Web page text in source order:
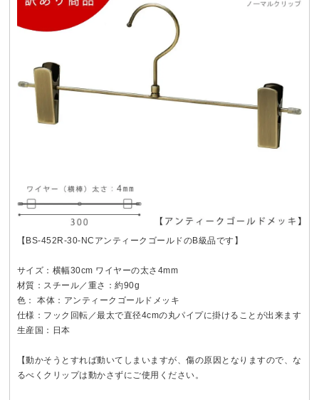
【BS-452R-30-NCアンティークゴールドのB級品です】
サイズ：横幅30cm ワイヤーの太さ4mm
材質：スチール／重さ：約90g
色： 本体：アンティークゴールドメッキ
仕様：フック回転／最太で直径4cmの丸パイプに掛けることが出来ます
生産国：日本
【動かそうとすれば動いてしまいますが、傷の原因となりますので、な
るべくクリップは動かさずにご使用ください。